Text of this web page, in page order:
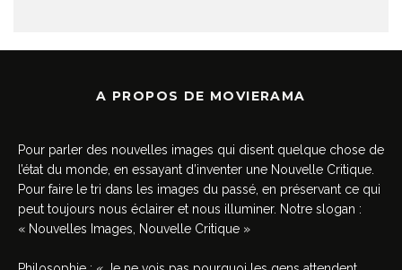
A PROPOS DE MOVIERAMA
Pour parler des nouvelles images qui disent quelque chose de
l’état du monde, en essayant d’inventer une Nouvelle Critique.
Pour faire le tri dans les images du passé, en préservant ce qui
peut toujours nous éclairer et nous illuminer. Notre slogan :
« Nouvelles Images, Nouvelle Critique »